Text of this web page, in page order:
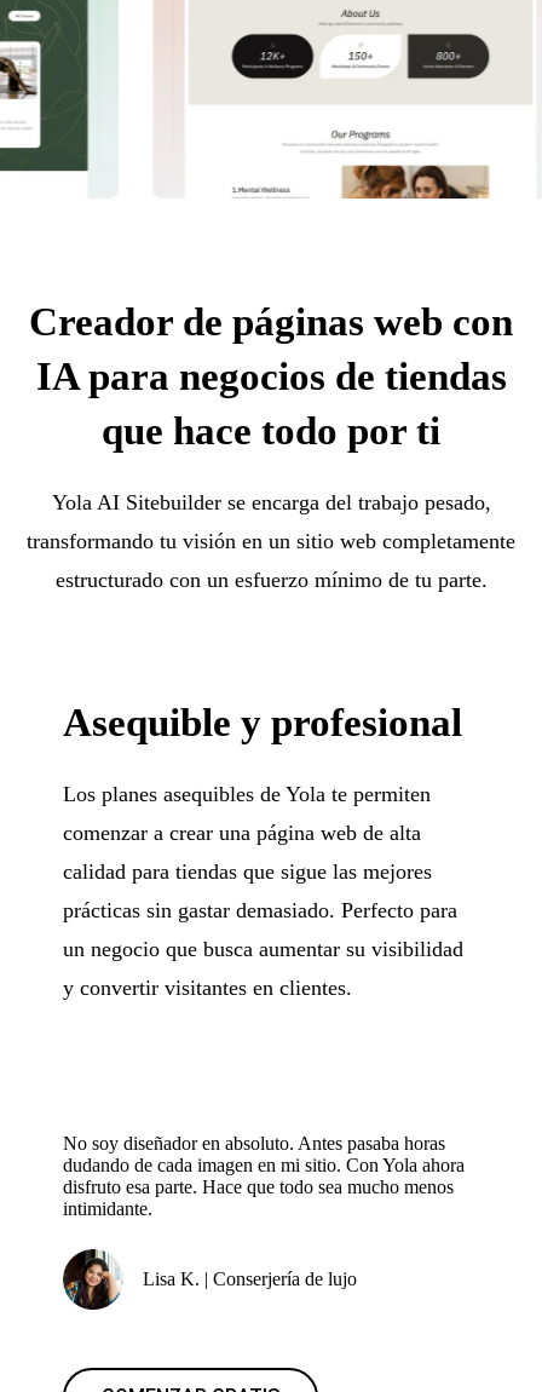
Creador de páginas web con
IA para negocios de tiendas
que hace todo por ti
Yola AI Sitebuilder se encarga del trabajo pesado,
transformando tu visión en un sitio web completamente
estructurado con un esfuerzo mínimo de tu parte.
Asequible y profesional
Los planes asequibles de Yola te permiten
comenzar a crear una página web de alta
calidad para tiendas que sigue las mejores
prácticas sin gastar demasiado. Perfecto para
un negocio que busca aumentar su visibilidad
y convertir visitantes en clientes.
No soy diseñador en absoluto. Antes pasaba horas
dudando de cada imagen en mi sitio. Con Yola ahora
disfruto esa parte. Hace que todo sea mucho menos
intimidante.
Lisa K. | Conserjería de lujo